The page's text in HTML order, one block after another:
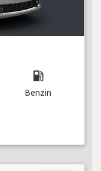
local_gas_station
Benzin